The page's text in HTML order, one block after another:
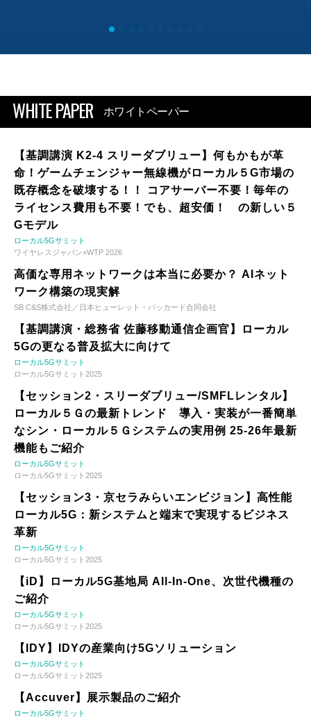
WHITE PAPER ホワイトペーパー
【基調講演 K2-4 スリーダブリュー】何もかもが革
命！ゲームチェンジャー無線機がローカル５G市場の
既存概念を破壊する！！ コアサーバー不要！毎年の
ライセンス費用も不要！でも、超安価！ の新しい５
Gモデル
ローカル5Gサミット
ワイヤレスジャパン×WTP 2026
高価な専用ネットワークは本当に必要か？ AIネット
ワーク構築の現実解
SB C&S株式会社／日本ヒューレット・パッカード合同会社
【基調講演・総務省 佐藤移動通信企画官】ローカル
5Gの更なる普及拡大に向けて
ローカル5Gサミット
ローカル5Gサミット2025
【セッション2・スリーダブリュー/SMFLレンタル】
ローカル５Ｇの最新トレンド 導入・実装が一番簡単
なシン・ローカル５Ｇシステムの実用例 25-26年最新
機能もご紹介
ローカル5Gサミット
ローカル5Gサミット2025
【セッション3・京セラみらいエンビジョン】高性能
ローカル5G：新システムと端末で実現するビジネス
革新
ローカル5Gサミット
ローカル5Gサミット2025
【iD】ローカル5G基地局 All-In-One、次世代機種の
ご紹介
ローカル5Gサミット
ローカル5Gサミット2025
【IDY】IDYの産業向け5Gソリューション
ローカル5Gサミット
ローカル5Gサミット2025
【Accuver】展示製品のご紹介
ローカル5Gサミット